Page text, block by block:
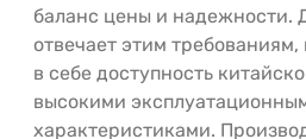
баланс цены и надежности.
отвечает этим требованиям,
в себе доступность
высокими
характеристиками.